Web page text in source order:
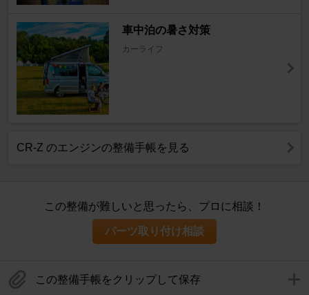
車中泊の暑さ対策
カーライフ
CR-Z のエンジンの整備手帳を見る
この整備が難しいと思ったら、プロに相談！
パーツ取り付け相談
この整備手帳をクリップして保存